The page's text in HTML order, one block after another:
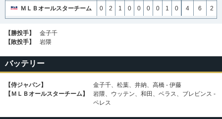
ＭＬＢオールスターチーム 0 2 1 0 0 0 0 1 0 4 6 2
【勝投手】
金子千
【敗投手】
岩隈
バッテリー
【侍ジャパン】
金子千、松葉、井納、高橋 - 伊藤
【ＭＬＢオールスターチーム】
岩隈、ウッテン、和田、ベラス、ブレビンス -
ペレス